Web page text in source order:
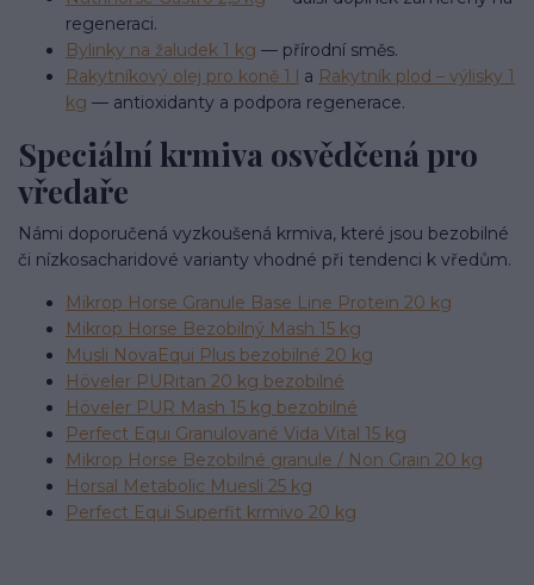
regeneraci.
Bylinky na žaludek 1 kg — přírodní směs.
Rakytníkový olej pro koně 1 l a Rakytník plod – výlisky 1
kg — antioxidanty a podpora regenerace.
Speciální krmiva osvědčená pro
vředaře
Námi doporučená vyzkoušená krmiva, které jsou bezobilné
či nízkosacharidové varianty vhodné při tendenci k vředům.
Mikrop Horse Granule Base Line Protein 20 kg
Mikrop Horse Bezobilný Mash 15 kg
Musli NovaEqui Plus bezobilné 20 kg
Höveler PURitan 20 kg bezobilné
Höveler PUR Mash 15 kg bezobilné
Perfect Equi Granulované Vida Vital 15 kg
Mikrop Horse Bezobilné granule / Non Grain 20 kg
Horsal Metabolic Muesli 25 kg
Perfect Equi Superfit krmivo 20 kg